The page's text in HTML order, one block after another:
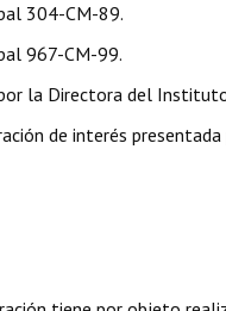
304-CM-89.
967-CM-99.
la Directora del
de interés